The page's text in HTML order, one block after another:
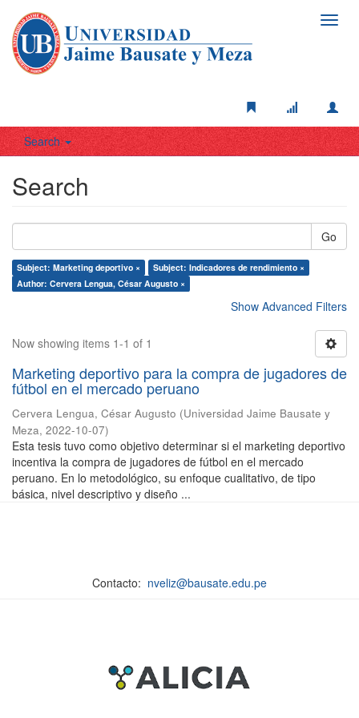
Search
Search
Go
Subject: Marketing deportivo ×
Subject: Indicadores de rendimiento ×
Author: Cervera Lengua, César Augusto ×
Show Advanced Filters
Now showing items 1-1 of 1
Marketing deportivo para la compra de jugadores de
fútbol en el mercado peruano
Cervera Lengua, César Augusto (Universidad Jaime Bausate y
Meza, 2022-10-07)
Esta tesis tuvo como objetivo determinar si el marketing deportivo
incentiva la compra de jugadores de fútbol en el mercado
peruano. En lo metodológico, su enfoque cualitativo, de tipo
básica, nivel descriptivo y diseño ...
Contacto: nveliz@bausate.edu.pe